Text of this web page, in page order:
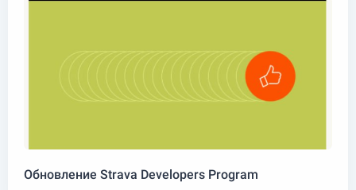
Обновление Strava Developers Program